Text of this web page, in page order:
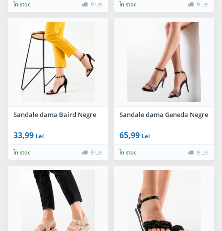
În stoc 9 Lei În stoc 9 Lei
Sandale dama Baird Negre
33,99 Lei
În stoc 9 Lei
Sandale dama Geneda Negre
65,99 Lei
În stoc 9 Lei